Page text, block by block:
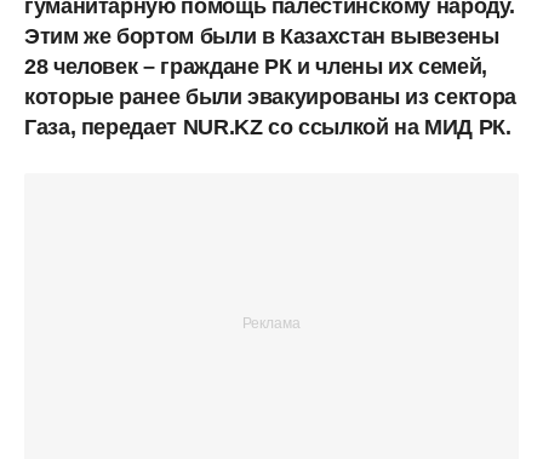
гуманитарную помощь палестинскому народу.
Этим же бортом были в Казахстан вывезены
28 человек – граждане РК и члены их семей,
которые ранее были эвакуированы из сектора
Газа, передает NUR.KZ со ссылкой на МИД РК.